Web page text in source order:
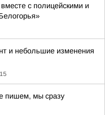
с полицейскими и
и небольшие изменения
пишем, мы сразу